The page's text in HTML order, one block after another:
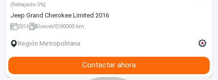
(Rebajado 5%)
Jeep Grand Cherokee Limited 2016
2016 Diesel 90000 km
Región Metropolitana
Contactar ahora